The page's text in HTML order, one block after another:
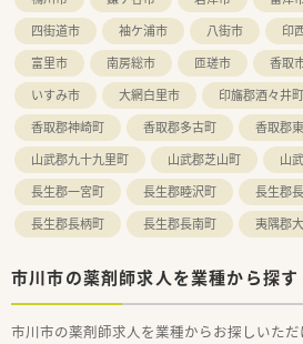
四街道市
袖ケ浦市 八街市 印
富里市
南房総市 匝瑳市 香取
いすみ市
大網白里市 印旛郡酒々井町
香取郡神崎町
香取郡多古町
香取郡
山武郡九十九里町
山武郡芝山町
山
長生郡一宮町
長生郡睦沢町 長生郡
長生郡長柄町
長生郡長南町 夷隅郡
市川市の薬剤師求人を業種から探す
市川市の薬剤師求人を業種からお探しいただ